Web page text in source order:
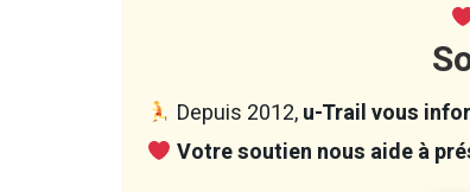
Depuis 2012,u-Trail vous
Votre soutien nous aide à